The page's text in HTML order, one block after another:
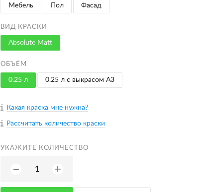
Мебель Пол Фасад
ВИД КРАСКИ
Absolute Matt
ОБЪЁМ
0.25 л 0.25 л с выкрасом A3
Какая краска мне нужна?
Рассчитать количество краски
УКАЖИТЕ КОЛИЧЕСТВО
− +